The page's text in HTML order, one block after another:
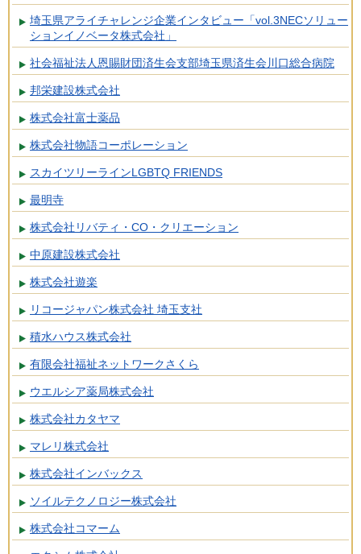
埼玉県アライチャレンジ企業インタビュー「vol.3NECソリュー
ションイノベータ株式会社」
社会福祉法人恩賜財団済生会支部埼玉県済生会川口総合病院
邦栄建設株式会社
株式会社富士薬品
株式会社物語コーポレーション
スカイツリーラインLGBTQ FRIENDS
最明寺
株式会社リバティ・CO・クリエーション
中原建設株式会社
株式会社遊楽
リコージャパン株式会社 埼玉支社
積水ハウス株式会社
有限会社福祉ネットワークさくら
ウエルシア薬局株式会社
株式会社カタヤマ
マレリ株式会社
株式会社インバックス
ソイルテクノロジー株式会社
株式会社コマーム